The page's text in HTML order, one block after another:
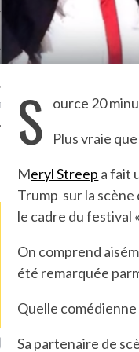
ARCACHON
LA PHOTO
ATTACHÉS À
S ource 20
Plus vraie
Meryl Streep a fait
Trump sur la scène
le cadre du festival
On comprend
été remarquée
Quelle
Sa partenaire de